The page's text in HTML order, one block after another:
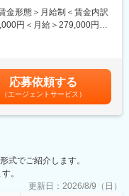
医療現場の改題を解決する
育成することがミッショ
ントの企画運営
手術の立会いあり）
・製品関連情報の提供
テルを用いて治療する
血管内カテーテル治療）」
金形態＞月給制＜賃金内訳
円＜月給＞279,000円～
通じて上下する可能性が
た表記です。
応募依頼する
（エージェントサービス）
式でご紹介します。
。
更新日： 2026/8/9（日）